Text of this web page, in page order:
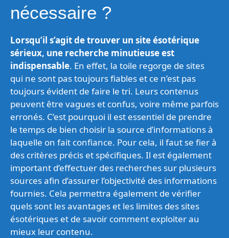
nécessaire ?
Lorsqu’il s’agit de trouver un site ésotérique
sérieux, une recherche minutieuse est
indispensable. En effet, la toile regorge de sites
qui ne sont pas toujours fiables et ce n’est pas
toujours évident de faire le tri. Leurs contenus
peuvent être vagues et confus, voire même parfois
erronés. C’est pourquoi il est essentiel de prendre
le temps de bien choisir la source d’informations à
laquelle on fait confiance. Pour cela, il faut se fier à
des critères précis et spécifiques. Il est également
important d’effectuer des recherches sur plusieurs
sources afin d’assurer l’objectivité des informations
fournies. Cela permettra également de vérifier
quels sont les avantages et les limites des sites
ésotériques et de savoir comment exploiter au
mieux leur contenu.